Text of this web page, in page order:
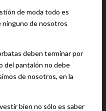
de moda todo es
ninguno de nosotros
deben terminar por
del pantalón no debe
de nosotros, en la
bien no sólo es saber